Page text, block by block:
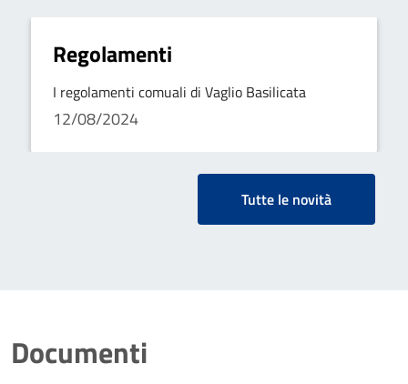
Regolamenti
I regolamenti comuali di Vaglio Basilicata
12/08/2024
Tutte le novità
Documenti